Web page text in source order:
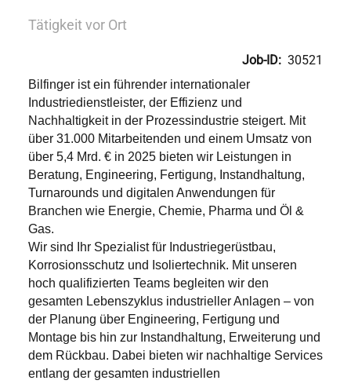
Tätigkeit vor Ort
Job-ID: 30521
Bilfinger ist ein führender internationaler
Industriedienstleister, der Effizienz und
Nachhaltigkeit in der Prozessindustrie steigert. Mit
über 31.000 Mitarbeitenden und einem Umsatz von
über 5,4 Mrd. € in 2025 bieten wir Leistungen in
Beratung, Engineering, Fertigung, Instandhaltung,
Turnarounds und digitalen Anwendungen für
Branchen wie Energie, Chemie, Pharma und Öl &
Gas.
Wir sind Ihr Spezialist für Industriegerüstbau,
Korrosionsschutz und Isoliertechnik. Mit unseren
hoch qualifizierten Teams begleiten wir den
gesamten Lebenszyklus industrieller Anlagen – von
der Planung über Engineering, Fertigung und
Montage bis hin zur Instandhaltung, Erweiterung und
dem Rückbau. Dabei bieten wir nachhaltige Services
entlang der gesamten industriellen